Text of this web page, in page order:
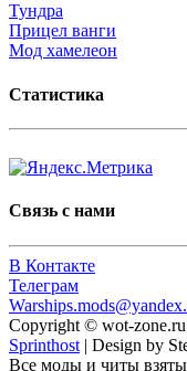
Тундра
Прицел ванги
Мод хамелеон
Статистика
Связь с нами
В Контакте
Телеграм
Copyright © wot-zone.ru
Sprinthost | Design by
Все моды и читы